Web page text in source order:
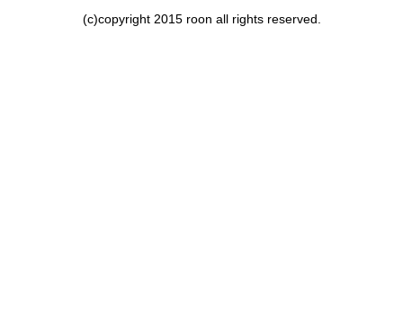
ロー
(c)copyright 2015 roon all rights reserved.